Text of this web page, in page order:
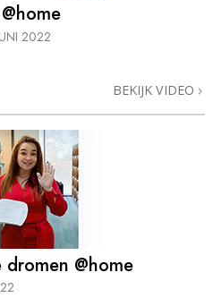
2022
BEKIJK VIDEO
@home